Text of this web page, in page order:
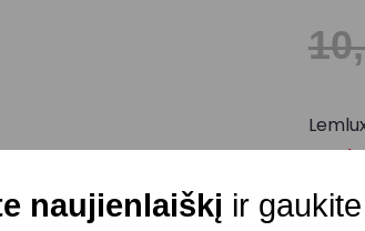
kiekį).
Galia:
naujienlaiškį ir gaukite